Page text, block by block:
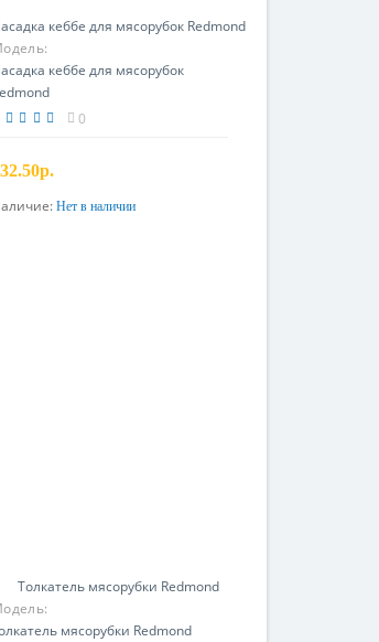
кеббе для мясорубок
0
Предзаказ
Нет в наличии
мясорубки Redmond